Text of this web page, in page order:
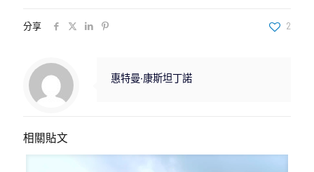
分享 2
惠特曼‧康斯坦丁諾
相關貼文